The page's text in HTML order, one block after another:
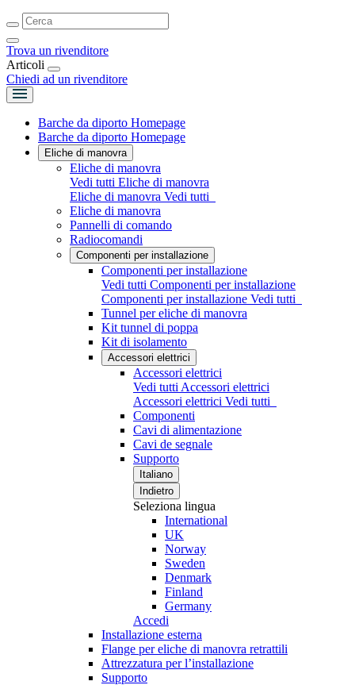
Trova un rivenditore
Articoli
Chiedi ad un rivenditore
Barche da diporto Homepage
Barche da diporto Homepage
Eliche di manovra
Eliche di manovra
Vedi tutti Eliche di manovra
Eliche di manovra Vedi tutti
Eliche di manovra
Pannelli di comando
Radiocomandi
Componenti per installazione
Componenti per installazione
Vedi tutti Componenti per installazione
Componenti per installazione Vedi tutti
Tunnel per eliche di manovra
Kit tunnel di poppa
Kit di isolamento
Accessori elettrici
Accessori elettrici
Vedi tutti Accessori elettrici
Accessori elettrici Vedi tutti
Componenti
Cavi di alimentazione
Cavi de segnale
Supporto
Italiano
Indietro
Seleziona lingua
International
UK
Norway
Sweden
Denmark
Finland
Germany
Accedi
Installazione esterna
Flange per eliche di manovra retrattili
Attrezzatura per l’installazione
Supporto